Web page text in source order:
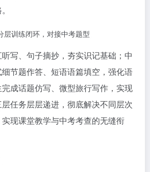
层训练闭环，对接中考题型
写、句子摘抄，夯实识记基础；中
节题作答、短语语篇填空，强化语
成话题仿写、微型旅行写作，实现
任务层层递进，彻底解决不同层次
现课堂教学与中考考查的无缝衔